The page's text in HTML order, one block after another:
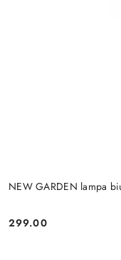
NEW GARDEN lampa
Cena:
299.00